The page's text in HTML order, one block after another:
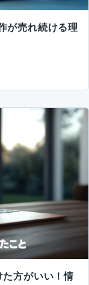
が売れ続ける理
方がいい！情